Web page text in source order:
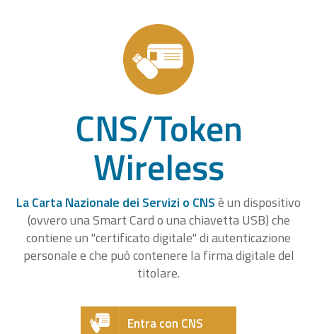
CNS/Token
Wireless
La Carta Nazionale dei Servizi o CNSè un dispositivo
(ovvero una Smart Card o una chiavetta USB) che
contiene un "certificato digitale" di autenticazione
personale e che può contenere la firma digitale del
titolare.
Entra con CNS